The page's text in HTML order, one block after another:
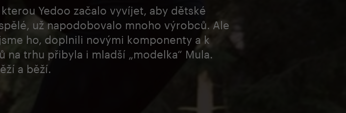
Yedoo začalo vyvíjet, aby dětské
už napodobovalo mnoho výrobců. Ale
ho, doplnili novými komponenty a k
trhu přibyla i mladší „modelka“ Mula.
a běží.